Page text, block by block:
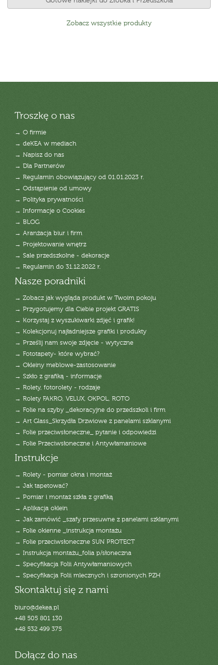
Zobacz wszystkie produkty
Troszkę o nas
→ O firmie
→ deKEA w mediach
→ Napisz do nas
→ Dla Partnerów
→ Regulamin obowiązujący od 01.01.2023 r.
→ Odstąpienie od umowy
→ Polityka prywatności
→ Informacje o Cookies
→ BLOG
→ Aranżacja biur i firm
→ Projektowanie wnętrz
→ Sale przedszkolne - dekoracje
→ Regulamin do 31.12.2022 r.
Nasze poradniki
→ Zobacz jak wygląda produkt w Twoim pokoju
→ Przygotujemy dla Ciebie projekt GRATIS
→ Korzystaj z wyszukiwarki zdjęć i grafik!
→ Kolekcjonuj najładniejsze grafiki i produkty
→ Prześlij nam swoje zdjęcie - wytyczne
→ Fototapety- które wybrać?
→ Okleiny meblowe-zastosowanie
→ Szkło z grafiką - informacje
→ Rolety, fotorolety - rodzaje
→ Rolety FAKRO, VELUX, OKPOL, ROTO
→ Folie na szyby _dekoracyjne do przedszkoli i firm
→ Art Glass_Skrzydła Drzwiowe z panelami szklanymi
→ Folie przeciwsłoneczne_ pytanie i odpowiedzi
→ Folie Przeciwsłoneczne i Antywłamaniowe
Instrukcje
→ Rolety - pomiar okna i montaż
→ Jak tapetować?
→ Pomiar i montaż szkła z grafiką
→ Aplikacja oklein
→ Jak zamówić _szafy przesuwne z panelami szklanymi
→ Folie okienne _instrukcja montażu
→ Folie przeciwsłoneczne SUN PROTECT
→ Instrukcja montażu_folia p/słoneczna
→ Specyfikacja Folii Antywłamaniowych
→ Specyfikacja Folii mlecznych i szronionych PZH
Skontaktuj się z nami
biuro@dekea.pl
+48 505 801 130
+48 532 499 375
Dołącz do nas